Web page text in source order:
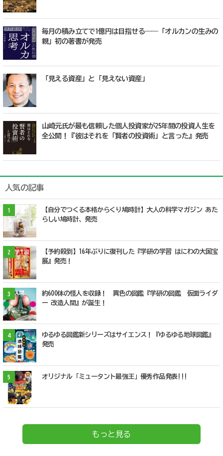
毎月の積み立てで1億円は目指せる――「オルカンの生みの
親」初の著書が発売
「見える資産」と「見えない資産」
山崎元氏が最も信頼した個人投資家が25年間の投資人生を
全公開！『彼はそれを「賢者の投資術」と言った』発売
人気の記事
1
【自分でつくる本格からくり鳩時計】大人の科学マガジン あた
らしい鳩時計、発売
2
【予約殺到】16年ぶりに復刊した『学研の学習 はにわの大国宝
展』発売！
3
約600体の怪人を収録！ 異色の図鑑『学研の図鑑 仮面ライダ
ー 改造人間』が誕生！
4
ゆるゆる図鑑新シリーズはサイエンス！『ゆるゆる地球図鑑』
発売
5 オリジナル「ミュータント最強王」優秀作品発表!!!
もっと見る